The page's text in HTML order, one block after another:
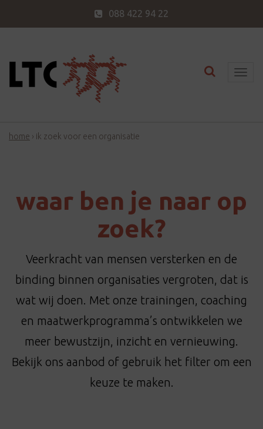
088 422 94 22
T
v
o
Toggle
home › ik zoek voor een organisatie
waar ben je naar op
zoek?
Veerkracht van mensen versterken en de
binding binnen organisaties vergroten, dat is
wat wij doen. Met onze trainingen, coaching
en maatwerkprogramma’s ontwikkelen we
meer bewustzijn, inzicht en vernieuwing.
Bekijk ons aanbod of gebruik het filter om een
keuze te maken.